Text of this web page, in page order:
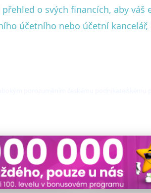
o svých financích, aby
účetního nebo účetní